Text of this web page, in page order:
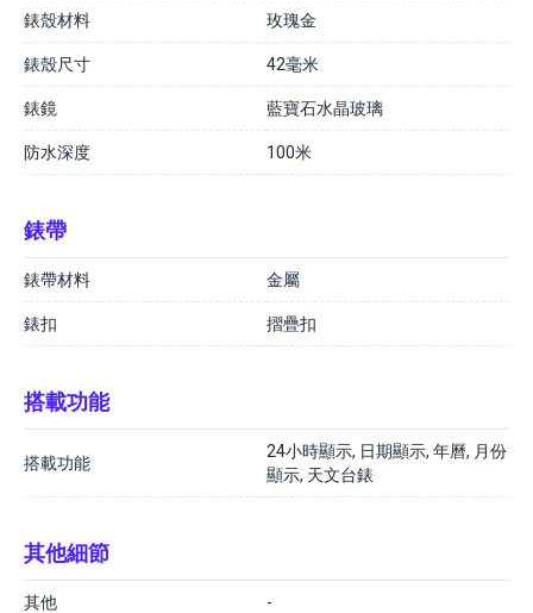
錶殼材料 玫瑰金
錶殼尺寸 42毫米
錶鏡 藍寶石水晶玻璃
防水深度 100米
錶帶
錶帶材料 金屬
錶扣 摺疊扣
搭載功能
搭載功能
24小時顯示, 日期顯示, 年曆, 月份
顯示, 天文台錶
其他細節
其他 -